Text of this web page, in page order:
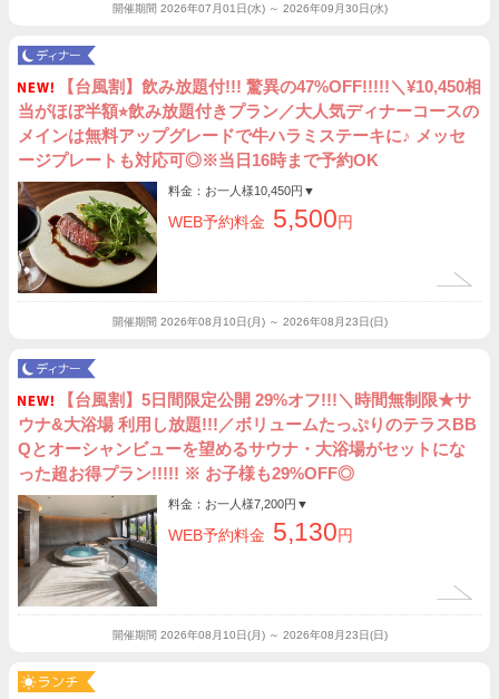
開催期間 2026年07月01日(水) ～ 2026年09月30日(水)
【台風割】飲み放題付!!! 驚異の47%OFF!!!!!＼¥10,450相
当がほぼ半額⭐︎飲み放題付きプラン／大人気ディナーコースの
メインは無料アップグレードで牛ハラミステーキに♪ メッセ
ージプレートも対応可◎※当日16時まで予約OK
料金：お一人様10,450円 ▼
WEB予約料金 5,500円
開催期間 2026年08月10日(月) ～ 2026年08月23日(日)
【台風割】5日間限定公開 29%オフ!!!＼時間無制限★サ
ウナ&大浴場 利用し放題!!!／ボリュームたっぷりのテラスBB
Qとオーシャンビューを望めるサウナ・大浴場がセットにな
った超お得プラン!!!!! ※ お子様も29%OFF◎
料金：お一人様7,200円 ▼
WEB予約料金 5,130円
開催期間 2026年08月10日(月) ～ 2026年08月23日(日)